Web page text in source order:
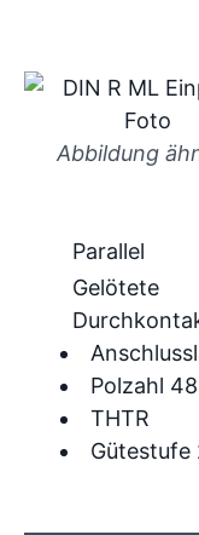
Abbildung
Polzahl 48
THTR
Gütestufe
Parallel
Gelötete